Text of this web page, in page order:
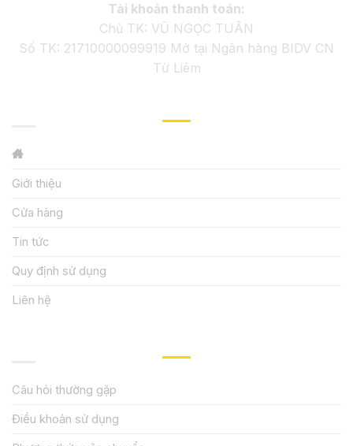
Tài khoản thanh toán:
Chủ TK: VŨ NGỌC TUÂN
Số TK: 21710000099919 Mở tại Ngân hàng BIDV CN
Từ Liêm
Giới thiệu
Cửa hàng
Tin tức
Quy định sử dụng
Liên hệ
Câu hỏi thường gặp
Điều khoản sử dụng